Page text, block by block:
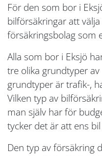
För den som bor i
bilförsäkringar att
försäkringsbolag som
Alla som bor i Eksjö
tre olika grundtyper
grundtyper är trafik-,
Vilken typ av
man själv har för
tycker det är att ens
Den typ av försäkring